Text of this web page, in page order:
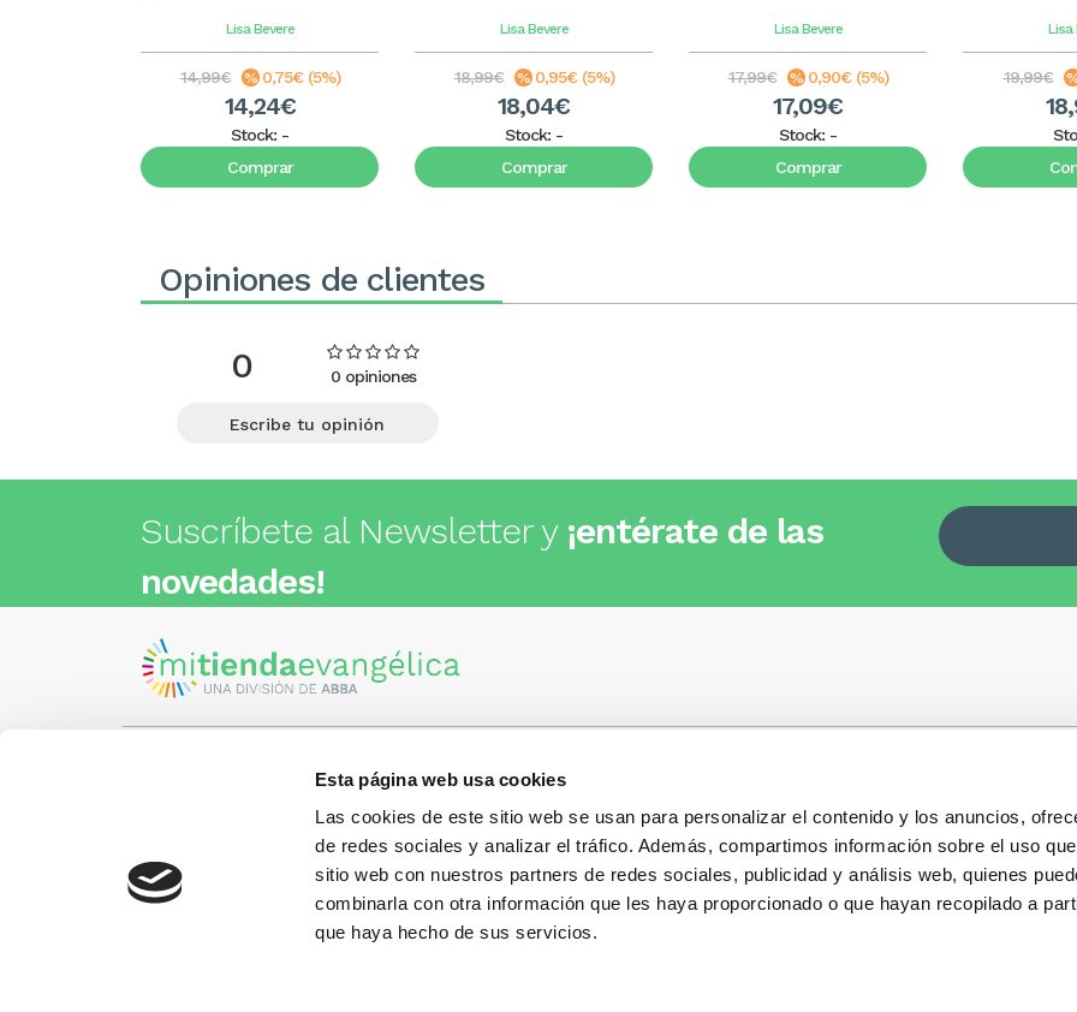
Esta página web usa cookies
Las cookies de este sitio web se usan para personalizar el contenido y los anuncios,
de redes sociales y analizar el tráfico. Además, compartimos información sobre el uso
sitio web con nuestros partners de redes sociales, publicidad y análisis web, quienes
combinarla con otra información que les haya proporcionado o que hayan recopilado a
que haya hecho de sus servicios.
Lisa Bevere
14,99€ 0,75€ (5%)
14,24€
Stock: -
Comprar
Lisa Bevere
18,99€ 0,95€ (5%)
18,04€
Stock: -
Comprar
Lisa Bevere
17,99€ 0,90€ (5%)
17,09€
Stock: -
Comprar
Lisa
19,99€
Opiniones de clientes
0 0 opiniones
Escribe tu opinión
Suscríbete al Newsletter y ¡entérate de las
novedades!
Visita nuestra tienda
Metro: ¿Cómo llegar?
• Encants (L2) - a 1 calle
• Glòries (L1) - a 3 calles
• Sagrada Familia (L2, L5) - a 6
+34 935 32 32 35
¿Tienes dudas, consultas o preguntas?
Llámanos y te contestaremos con mucho
gusto.
Política de privacidad
Política de privacidad
Condiciones generales
compra